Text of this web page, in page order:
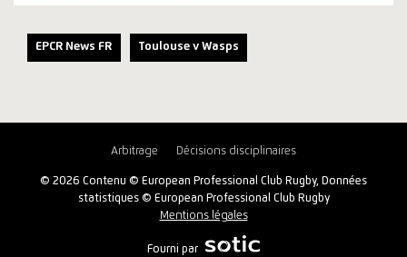
EPCR News FR Toulouse v Wasps
Arbitrage Décisions disciplinaires
© 2026 Contenu © European Professional Club Rugby, Données
statistiques © European Professional Club Rugby
Mentions légales
Fourni par